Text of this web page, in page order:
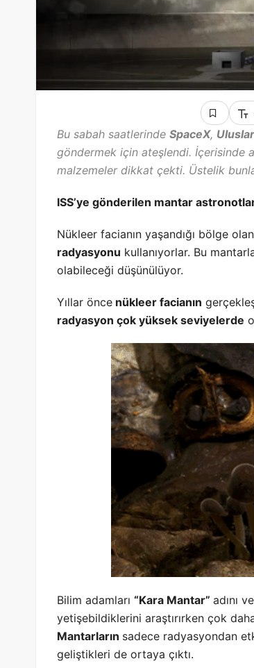
Bu sabah saatlerinde SpaceX,
göndermek için ateşlendi. İçerisinde
malzemeler dikkat çekti. Üstelik
ISS’ye gönderilen mantar
Nükleer facianın yaşandığı bölge olan
radyasyonu kullanıyorlar. Bu
olabileceği düşünülüyor.
Yıllar önce nükleer facianın
radyasyon çok yüksek seviyelerde
Bilim adamları “Kara Mantar” adını
yetişebildiklerini araştırırken çok
Mantarların sadece radyasyondan
geliştikleri de ortaya çıktı.